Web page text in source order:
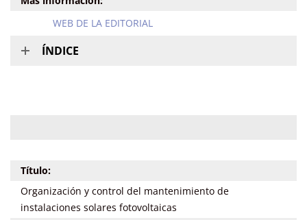
WEB DE LA EDITORIAL
ÍNDICE
Título:
Organización y control del mantenimiento de
instalaciones solares fotovoltaicas